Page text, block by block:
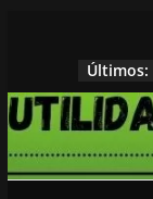
conteúdo
Últimos: